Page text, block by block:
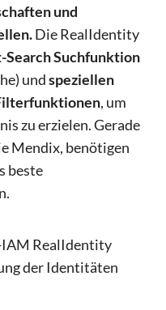
und
Die RealIdentity
Search Suchfunktion
undspeziellen
, um
zu erzielen. Gerade
Mendix, benötigen
beste
IAM RealIdentity
der Identitäten